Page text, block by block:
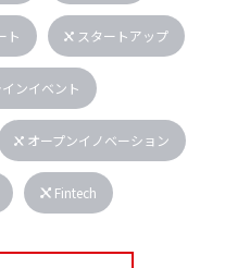
ト スタートアップ
ンイベント
オープンイノベーション
Fintech